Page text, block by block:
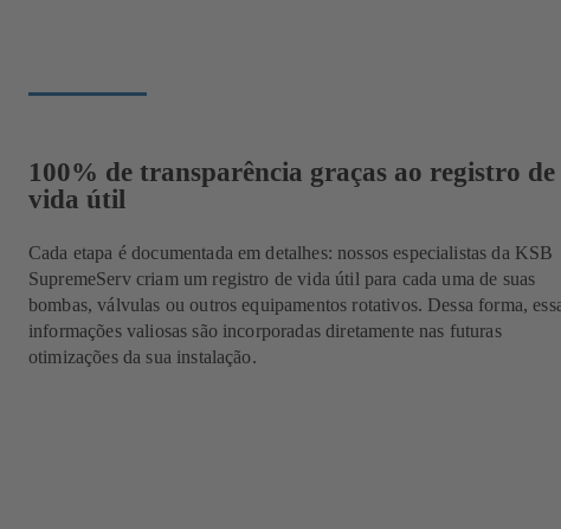
100% de transparência graças ao registro de
vida útil
Cada etapa é documentada em detalhes: nossos especialistas da KSB
SupremeServ criam um registro de vida útil para cada uma de suas
bombas, válvulas ou outros equipamentos rotativos. Dessa forma,
informações valiosas são incorporadas diretamente nas futuras
otimizações da sua instalação.